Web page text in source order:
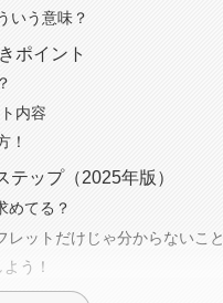
いう意味？
ポイント
内容
！
ップ（2025年版）
めてる？
レットだけじゃ分からないこと
う！